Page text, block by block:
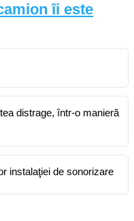
îi este
distrage, într-o manieră
instalaţiei de sonorizare